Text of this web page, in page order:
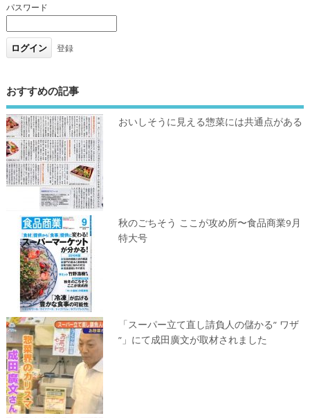
パスワード
登録
おすすめの記事
おいしそうに見える惣菜には共通点がある
秋のごちそう ここが攻め所〜食品商業9月
特大号
「スーパー立て直し請負人の儲かる” ワザ
”」にて成田廣文が取材されました